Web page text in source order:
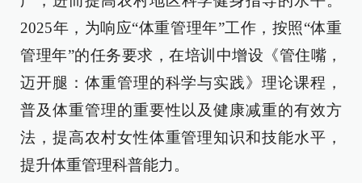
2025年 ，为响应“体重管理年”工作， 按照“体重
管理年”的任务要求， 在培训 中增设《管住嘴 ，
迈开腿：体重管理的科学与实践》理论课程，
普及体重管理的重要性以及健康减重的有效方
法， 提高农村女性体重管理知识和技能水平，
提升体重管理科普能力。